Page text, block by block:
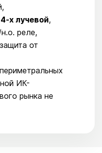
4-х лучевой,
реле,
от
ИК-
рынка не